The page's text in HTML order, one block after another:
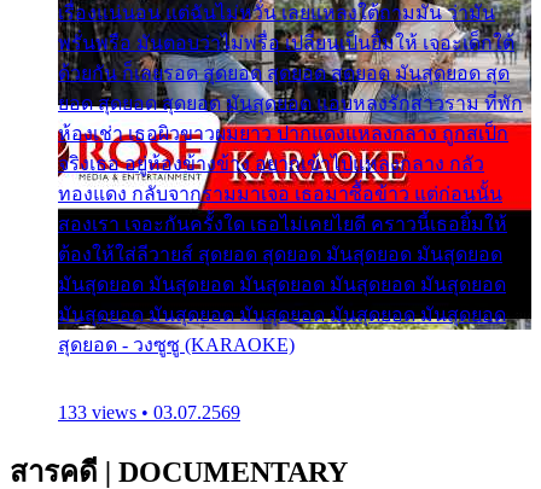
เรื่องแน่นอน แต่ฉันไม่หวั่น เลยแหลงใต้ถามมัน ว่ามัน
พรั่นพรือ มันตอบว่าไม่พรื่อ เปลี่ยนเป็นยิ้มให้ เจอะเด็กใต้
ด้วยกัน ก็เลยรอด สุดยอด สุดยอด สุดยอด มันสุดยอด สุด
ยอด สุดยอด สุดยอด มันสุดยอด แอบหลงรักสาวราม ที่พัก
ห้องเช่า เธอผิวขาวผมยาว ปากแดงแหลงกลาง ถูกสเป็ก
จริงเธอ อยู่ห้องข้างข้าง อยากเข้าไปแหลงกลาง กลัว
ทองแดง กลับจากรามมาเจอ เธอมาซื้อข้าว แต่ก่อนนั้น
สองเรา เจอะกันครั้งใด เธอไม่เคยไยดี คราวนี้เธอยิ้มให้
ต้องให้ใส่ลีวายส์ สุดยอด สุดยอด มันสุดยอด มันสุดยอด
มันสุดยอด มันสุดยอด มันสุดยอด มันสุดยอด มันสุดยอด
มันสุดยอด มันสุดยอด มันสุดยอด มันสุดยอด มันสุดยอด
สุดยอด - วงซูซู (KARAOKE)
133 views • 03.07.2569
สารคดี | DOCUMENTARY